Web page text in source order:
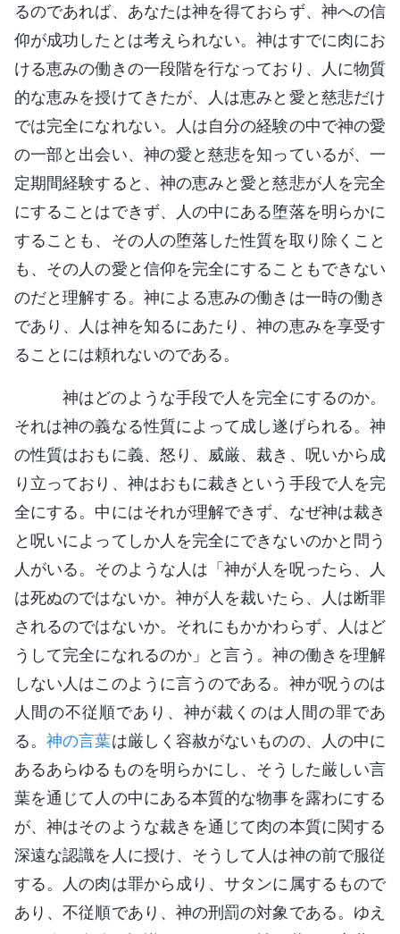
るのであれば、あなたは神を得ておらず、神への信
仰が成功したとは考えられない。神はすでに肉にお
ける恵みの働きの一段階を行なっており、人に物質
的な恵みを授けてきたが、人は恵みと愛と慈悲だけ
では完全になれない。人は自分の経験の中で神の愛
の一部と出会い、神の愛と慈悲を知っているが、一
定期間経験すると、神の恵みと愛と慈悲が人を完全
にすることはできず、人の中にある堕落を明らかに
することも、その人の堕落した性質を取り除くこと
も、その人の愛と信仰を完全にすることもできない
のだと理解する。神による恵みの働きは一時の働き
であり、人は神を知るにあたり、神の恵みを享受す
ることには頼れないのである。
神はどのような手段で人を完全にするのか。
それは神の義なる性質によって成し遂げられる。神
の性質はおもに義、怒り、威厳、裁き、呪いから成
り立っており、神はおもに裁きという手段で人を完
全にする。中にはそれが理解できず、なぜ神は裁き
と呪いによってしか人を完全にできないのかと問う
人がいる。そのような人は「神が人を呪ったら、人
は死ぬのではないか。神が人を裁いたら、人は断罪
されるのではないか。それにもかかわらず、人はど
うして完全になれるのか」と言う。神の働きを理解
しない人はこのように言うのである。神が呪うのは
人間の不従順であり、神が裁くのは人間の罪であ
る。神の言葉は厳しく容赦がないものの、人の中に
あるあらゆるものを明らかにし、そうした厳しい言
葉を通じて人の中にある本質的な物事を露わにする
が、神はそのような裁きを通じて肉の本質に関する
深遠な認識を人に授け、そうして人は神の前で服従
する。人の肉は罪から成り、サタンに属するもので
あり、不従順であり、神の刑罰の対象である。ゆえ